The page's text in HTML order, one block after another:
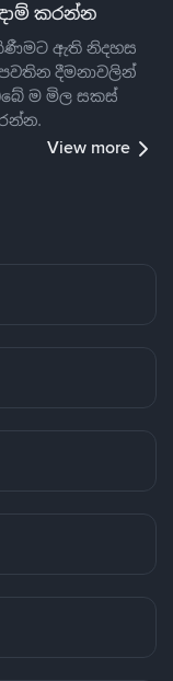
කරන්න
ඇති නිදහස
දීමනාවලින්
ම මිල සකස්
View more